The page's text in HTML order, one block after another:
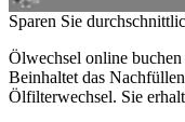
Sparen Sie
Ölwechsel online
Beinhaltet das
Ölfilterwechsel. Sie